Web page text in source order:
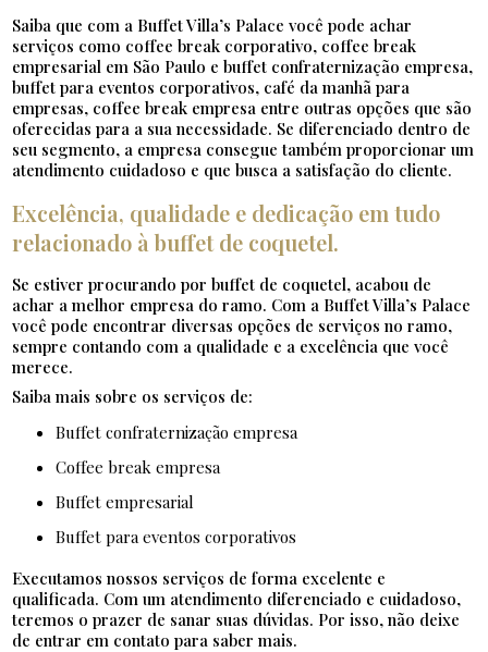
Saiba que com a Buffet Villa’s Palace você pode achar
serviços como coffee break corporativo, coffee break
empresarial em São Paulo e buffet confraternização empresa,
buffet para eventos corporativos, café da manhã para
empresas, coffee break empresa entre outras opções que são
oferecidas para a sua necessidade. Se diferenciado dentro de
seu segmento, a empresa consegue também proporcionar um
atendimento cuidadoso e que busca a satisfação do cliente.
Excelência, qualidade e dedicação em tudo
relacionado à buffet de coquetel.
Se estiver procurando por buffet de coquetel, acabou de
achar a melhor empresa do ramo. Com a Buffet Villa’s Palace
você pode encontrar diversas opções de serviços no ramo,
sempre contando com a qualidade e a excelência que você
merece.
Saiba mais sobre os serviços de:
buffet confraternização empresa
coffee break empresa
buffet empresarial
buffet para eventos corporativos
Executamos nossos serviços de forma excelente e
qualificada. Com um atendimento diferenciado e cuidadoso,
teremos o prazer de sanar suas dúvidas. Por isso, não deixe
de entrar em contato para saber mais.